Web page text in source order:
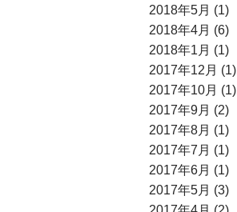
2018年5月 (1)
2018年4月 (6)
2018年1月 (1)
2017年12月 (1)
2017年10月 (1)
2017年9月 (2)
2017年8月 (1)
2017年7月 (1)
2017年6月 (1)
2017年5月 (3)